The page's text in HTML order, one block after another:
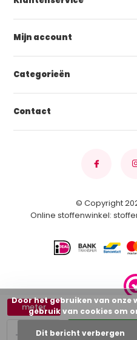
+
-
meter
Mijn account
Categorieën
Contact
© Copyright
Online stoffenwinkel:
Door het gebruiken van onze
gebruik van cookies om
Dit bericht verbergen